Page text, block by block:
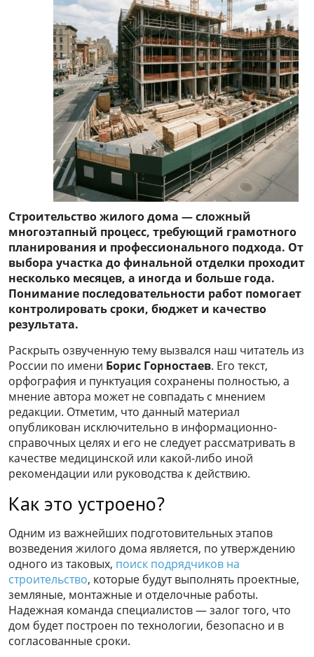
Строительство жилого дома — сложный
многоэтапный процесс, требующий грамотного
планирования и профессионального подхода. От
выбора участка до финальной отделки проходит
несколько месяцев, а иногда и больше года.
Понимание последовательности работ помогает
контролировать сроки, бюджет и качество
результата.
Раскрыть озвученную тему вызвался наш читатель из
России по имени Борис Горностаев. Его текст,
орфография и пунктуация сохранены полностью, а
мнение автора может не совпадать с мнением
редакции. Отметим, что данный материал
опубликован исключительно в информационно-
справочных целях и его не следует рассматривать в
качестве медицинской или какой-либо иной
рекомендации или руководства к действию.
Как это устроено?
Одним из важнейших подготовительных этапов
возведения жилого дома является, по утверждению
одного из таковых, поиск подрядчиков на
строительство, которые будут выполнять проектные,
земляные, монтажные и отделочные работы.
Надежная команда специалистов — залог того, что
дом будет построен по технологии, безопасно и в
согласованные сроки.